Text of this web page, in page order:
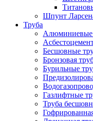
Шпунт
Труба
Алюминиевые
Бесшовные
Бронзовая
Бурильные
Газлифтные
Труба